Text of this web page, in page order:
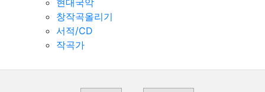
현대국악
창작곡올리기
서적/CD
작곡가